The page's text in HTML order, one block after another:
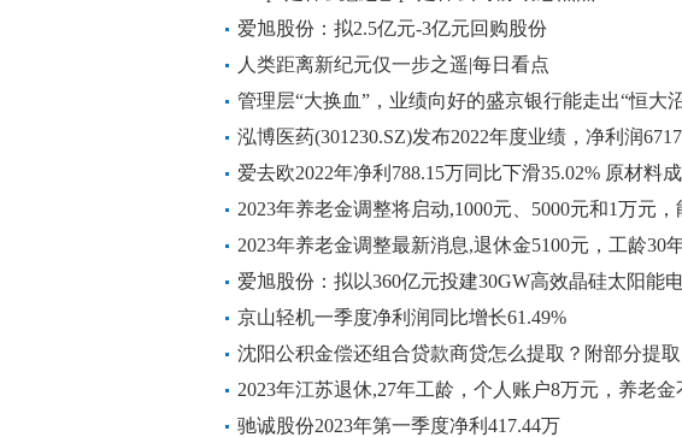
爱旭股份：拟2.5亿元-3亿元回购股份
人类距离新纪元仅一步之遥|每日看点
管理层“大换血”，业绩向好的盛京银行能走出“恒大
泓博医药(301230.SZ)发布2022年度业绩，净利润
下降8.70%，拟10转4派5元
爱去欧2022年净利788.15万同比下滑35.02% 原材料
前速读
2023年养老金调整将启动,1000元、5000元和1万元
钱？|今日报
2023年养老金调整最新消息,退休金5100元，工龄30
能涨1000元吗
爱旭股份：拟以360亿元投建30GW高效晶硅太阳能
其配套30GW组件项目
京山轻机一季度净利润同比增长61.49%
沈阳公积金偿还组合贷款商贷怎么提取？附部分提
今日看点
2023年江苏退休,27年工龄，个人账户8万元，养老金
元？
驰诚股份2023年第一季度净利417.44万